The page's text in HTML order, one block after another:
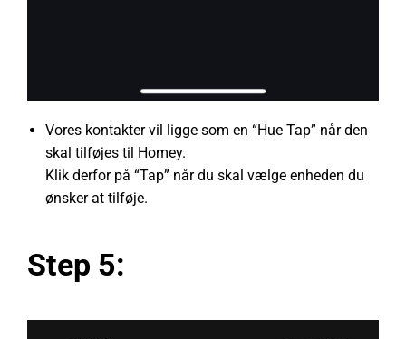
Vores kontakter vil ligge som en “Hue Tap” når den
skal tilføjes til Homey.
Klik derfor på “Tap” når du skal vælge enheden du
ønsker at tilføje.
Step 5: